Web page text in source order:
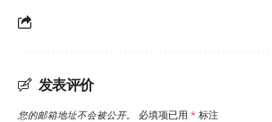
发表评价
您的邮箱地址不会被公开。 必填项已用 * 标注